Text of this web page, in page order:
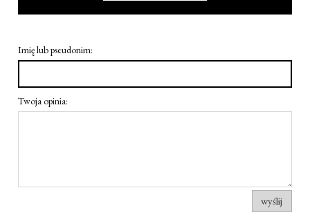
Imię lub pseudonim:
Twoja opinia:
wyślij